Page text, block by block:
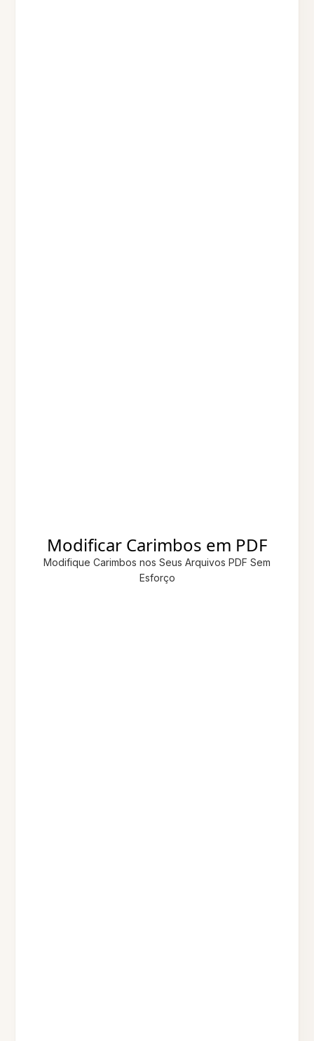
Modificar Carimbos em PDF
Modifique Carimbos nos Seus Arquivos PDF Sem
Esforço